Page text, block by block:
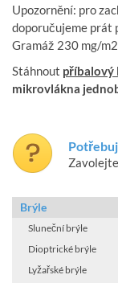
Upozornění: pro
doporučujeme prát
Gramáž 230 mg/m2.
Stáhnout příbalový
mikrovlákna
Brýle
Sluneční brýle
Dioptrické brýle
Lyžařské brýle